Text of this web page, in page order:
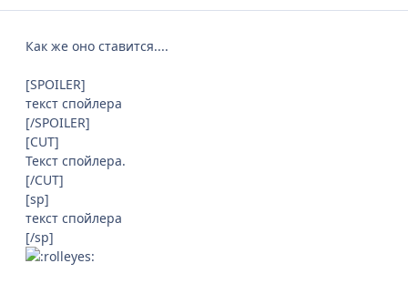
Как же оно ставится....
[SPOILER]
текст спойлера
[/SPOILER]
[CUT]
Текст спойлера.
[/CUT]
[sp]
текст спойлера
[/sp]